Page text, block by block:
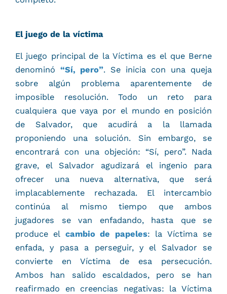
El juego de la víctima
El juego principal de la Víctima es el que Berne
denominó “Sí, pero”. Se inicia con una queja
sobre algún problema aparentemente de
imposible resolución. Todo un reto para
cualquiera que vaya por el mundo en posición
de Salvador, que acudirá a la llamada
proponiendo una solución. Sin embargo, se
encontrará con una objeción: “Sí, pero”. Nada
grave, el Salvador agudizará el ingenio para
ofrecer una nueva alternativa, que será
implacablemente rechazada. El intercambio
continúa al mismo tiempo que ambos
jugadores se van enfadando, hasta que se
produce el cambio de papeles: la Víctima se
enfada, y pasa a perseguir, y el Salvador se
convierte en Víctima de esa persecución.
Ambos han salido escaldados, pero se han
reafirmado en creencias negativas: la Víctima